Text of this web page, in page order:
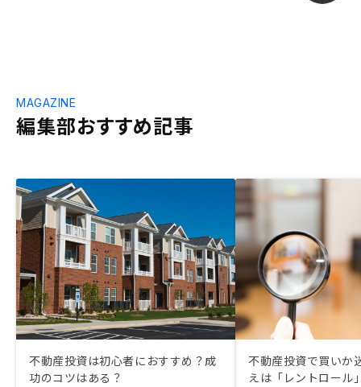
編集部おすすめ記事
MAGAZINE
不動産投資は初心者におすすめ？成
功のコツはある？
不動産投資で買い
えは「レントロール